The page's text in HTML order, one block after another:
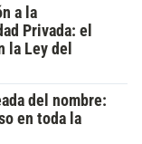
a la
Privada: el
la Ley del
del nombre:
en toda la